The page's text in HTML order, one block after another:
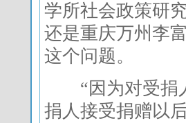
学所社会政策研
还是重庆万州李
这个问题。
“因为对受捐人
捐人接受捐赠以